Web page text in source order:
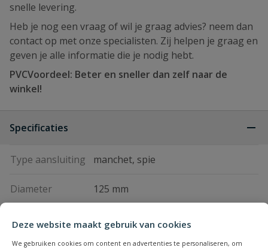
Deze website maakt gebruik van cookies
We gebruiken cookies om content en advertenties te personaliseren, om
snelle levering.
Heb je nog een vraag of wil je graag advies? neem dan
contact op met onze specialisten. Zij helpen je graag en
geven je alle informatie die je nodig hebt.
PVCVoordeel: Beter en sneller dan zelf naar de
winkel!
Specificaties
Type aansluiting manchet, spie
Diameter 125 mm
grijs